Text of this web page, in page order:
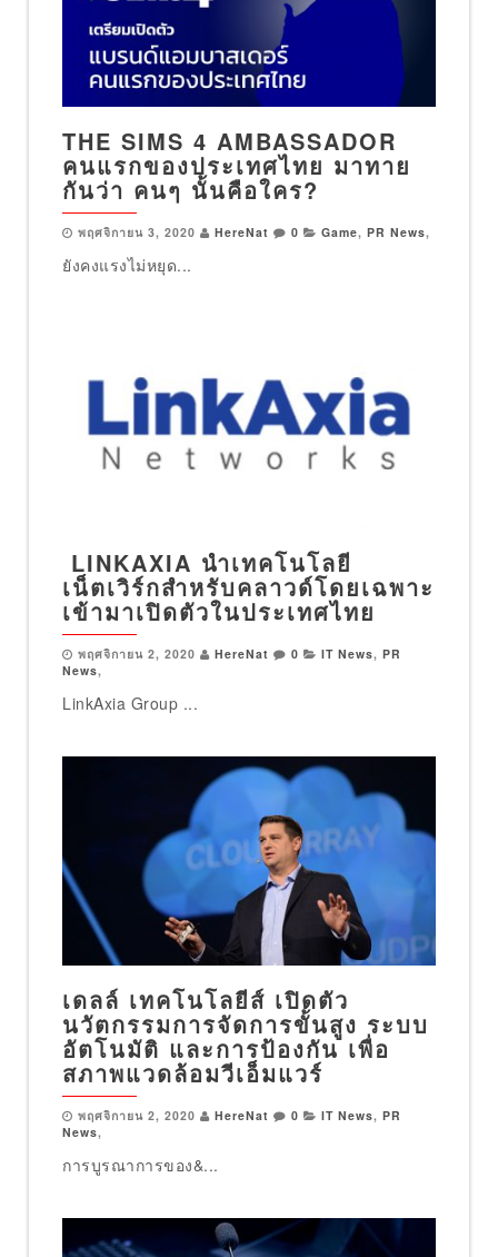
THE SIMS 4 AMBASSADOR
คนแรกของประเทศไทย มาทาย
กันว่า คนๆ นั้นคือใคร?
พฤศจิกายน 3, 2020 HereNat 0 Game, PR News,
ยังคงแรงไม่หยุด...
LINKAXIA นำเทคโนโลยี
เน็ตเวิร์กสำหรับคลาวด์โดยเฉพาะ
เข้ามาเปิดตัวในประเทศไทย
พฤศจิกายน 2, 2020 HereNat 0 IT News, PR
News,
LinkAxia Group ...
เดลล์ เทคโนโลยีส์ เปิดตัว
นวัตกรรมการจัดการขั้นสูง ระบบ
อัตโนมัติ และการป้องกัน เพื่อ
สภาพแวดล้อมวีเอ็มแวร์
พฤศจิกายน 2, 2020 HereNat 0 IT News, PR
News,
การบูรณาการของ&...